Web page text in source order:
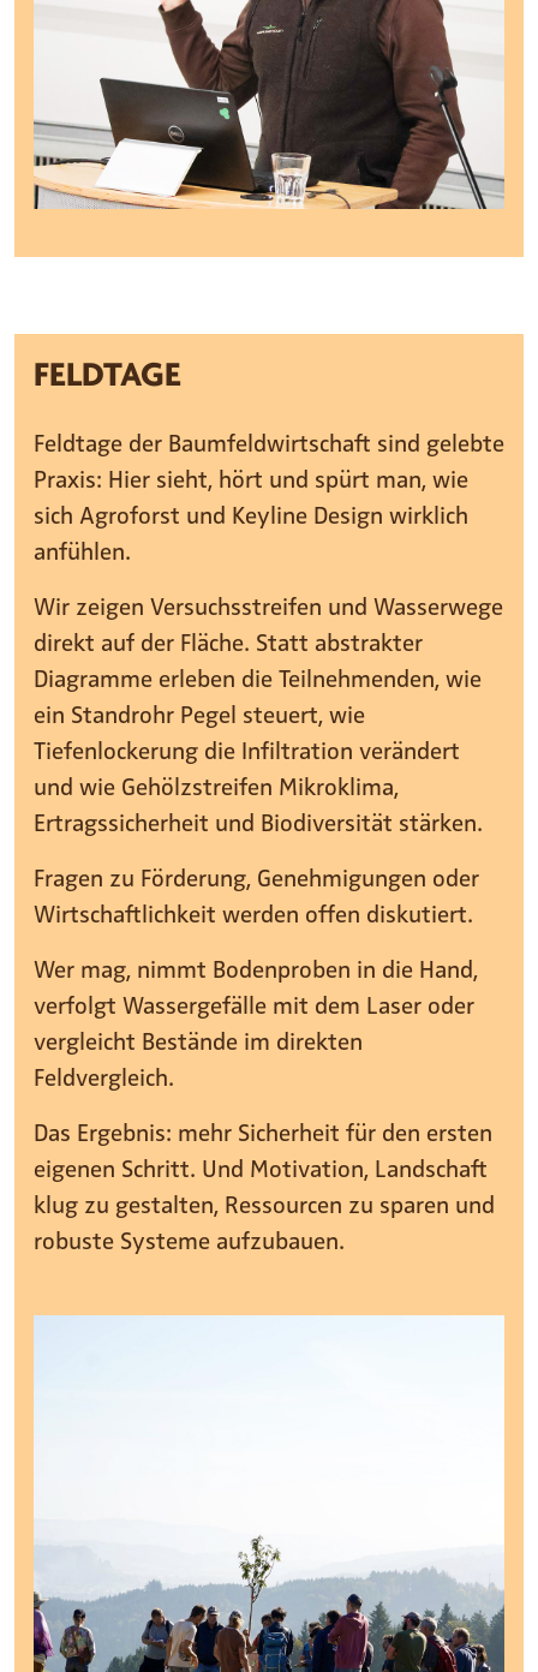
FELDTAGE
Feldtage der Baumfeldwirtschaft sind gelebte
Praxis: Hier sieht, hört und spürt man, wie
sich Agroforst und Keyline Design wirklich
anfühlen.
Wir zeigen Versuchsstreifen und Wasserwege
direkt auf der Fläche. Statt abstrakter
Diagramme erleben die Teilnehmenden, wie
ein Standrohr Pegel steuert, wie
Tiefenlockerung die Infiltration verändert
und wie Gehölzstreifen Mikroklima,
Ertragssicherheit und Biodiversität stärken.
Fragen zu Förderung, Genehmigungen oder
Wirtschaftlichkeit werden offen diskutiert.
Wer mag, nimmt Bodenproben in die Hand,
verfolgt Wassergefälle mit dem Laser oder
vergleicht Bestände im direkten
Feldvergleich.
Das Ergebnis: mehr Sicherheit für den ersten
eigenen Schritt. Und Motivation, Landschaft
klug zu gestalten, Ressourcen zu sparen und
robuste Systeme aufzubauen.